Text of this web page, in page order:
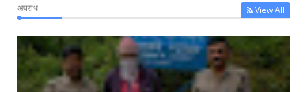
अपराध View All